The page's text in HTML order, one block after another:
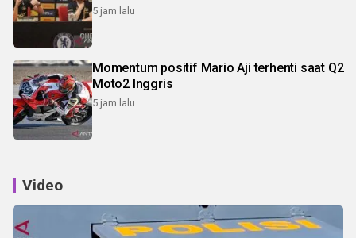
5 jam lalu
Momentum positif Mario Aji terhenti saat Q2
Moto2 Inggris
5 jam lalu
Video